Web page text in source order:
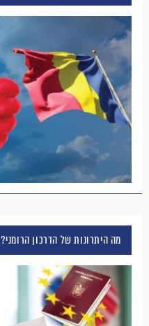
מה היתרונות של הדרכון הרומני?